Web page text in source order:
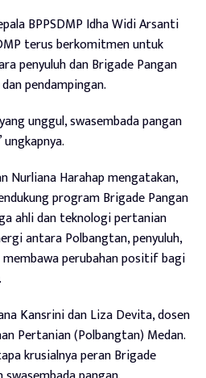
BPPSDMP Idha Widi Arsanti
terus berkomitmen untuk
penyuluh dan Brigade Pangan
pendampingan.
unggul, swasembada pangan
Nurliana Harahap mengatakan,
program Brigade Pangan
ahli dan teknologi pertanian
antara Polbangtan, penyuluh,
perubahan positif bagi
Kansrini dan Liza Devita, dosen
Pertanian (Polbangtan) Medan.
krusialnya peran Brigade